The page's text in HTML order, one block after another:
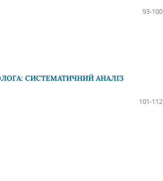
93-100
СИСТЕМАТИЧНИЙ АНАЛІЗ
101-112